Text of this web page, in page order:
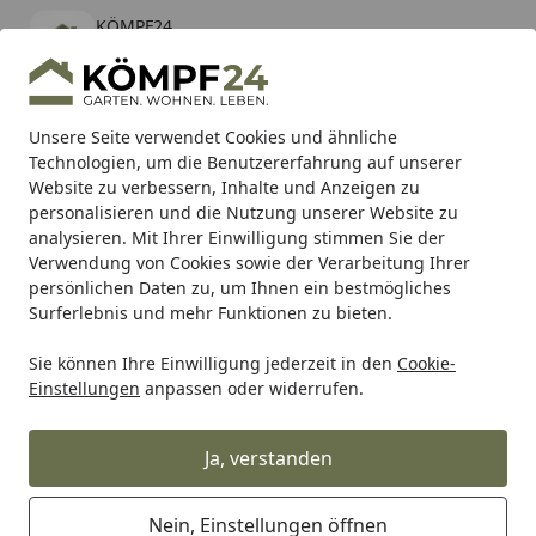
Unsere Seite verwendet Cookies und ähnliche
Technologien, um die Benutzererfahrung auf unserer
Website zu verbessern, Inhalte und Anzeigen zu
personalisieren und die Nutzung unserer Website zu
analysieren. Mit Ihrer Einwilligung stimmen Sie der
Verwendung von Cookies sowie der Verarbeitung Ihrer
persönlichen Daten zu, um Ihnen ein bestmögliches
Surferlebnis und mehr Funktionen zu bieten.
Sie können Ihre Einwilligung jederzeit in den Cookie-
Einstellungen anpassen oder widerrufen.
Ja, verstanden
Nein, Einstellungen öffnen
KÖMPF24
kostenlos - Im App Store
Hotline
Alle Produkte
Mein Konto
Suchen
Karibu Pools inkl. gratis Sandfilteranlage & Pool-
Starterset (Gesamtwert bis 468,99€)
Startseite
Shad Gepäck SHAD Schlossmechanismus Kit - Silence
SHAD Schlossmechanismus Kit -